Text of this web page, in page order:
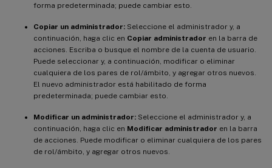
forma predeterminada; puede cambiar esto.
Copiar un administrador: Seleccione el administrador y, a
continuación, haga clic en Copiar administrador en la barra de
acciones. Escriba o busque el nombre de la cuenta de usuario.
Puede seleccionar y, a continuación, modificar o eliminar
cualquiera de los pares de rol/ámbito, y agregar otros nuevos.
El nuevo administrador está habilitado de forma
predeterminada; puede cambiar esto.
Modificar un administrador: Seleccione el administrador y, a
continuación, haga clic en Modificar administrador en la barra
de acciones. Puede modificar o eliminar cualquiera de los pares
de rol/ámbito, y agregar otros nuevos.